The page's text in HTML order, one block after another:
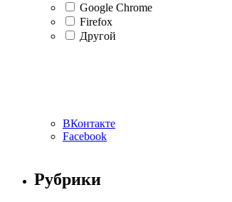
Google Chrome
Firefox
Другой
ВКонтакте
Facebook
Рубрики